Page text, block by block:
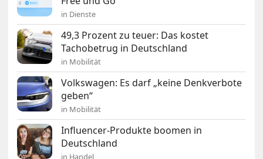
in Dienste
49,3 Prozent zu teuer: Das kostet
Tachobetrug in Deutschland
in Mobilität
Volkswagen: Es darf „keine Denkverbote
geben“
in Mobilität
Influencer-Produkte boomen in
Deutschland
in Handel